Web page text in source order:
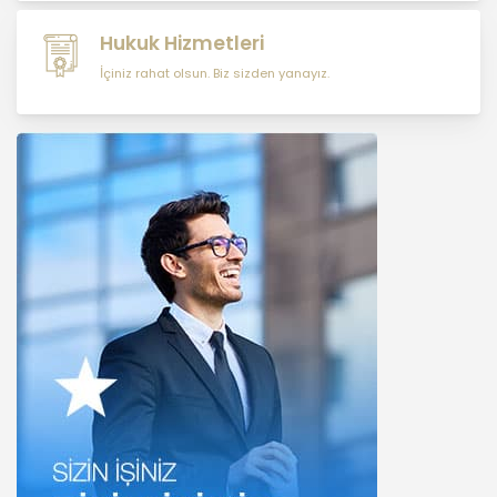
uygun olarak kişisel verilerin
işlenmesinde aşağıda sıralanan
ilkelere uygun hareket etmektedir.
1. Hukuka ve Dürüstlük Kuralına Uygun
Kişisel Veri İşleme Faaliyetlerinde
Bulunma
MASTERTURK FRANCHİSİNG
GAYRİMENKUL SATIŞ VE PAZARLAMA
A.Ş..; kişisel verilerin işlenmesi
faaliyetleri kapsamında hukuka ve
dürüstlük kurallarına uygun hareket
etmekle yükümlüdür. Bu kapsamda,
orantılılık gereklilikleri dikkate
alınacakve kişisel verileri işleme
amacı dışında kullanmayacaktır.
2. Kişisel Verilerin Doğru ve
Hukuk Hizmetleri
İçiniz rahat olsun. Biz sizden yanayız.